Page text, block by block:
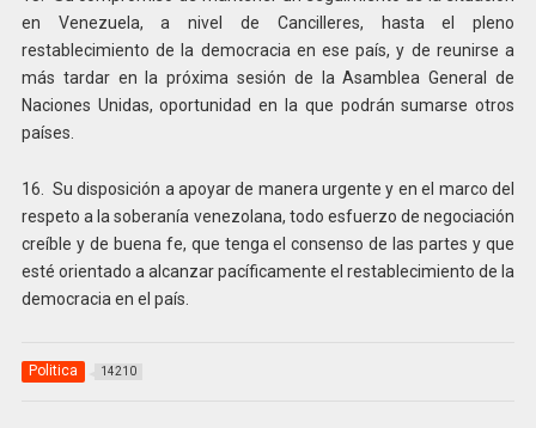
en Venezuela, a nivel de Cancilleres, hasta el pleno
restablecimiento de la democracia en ese país, y de reunirse a
más tardar en la próxima sesión de la Asamblea General de
Naciones Unidas, oportunidad en la que podrán sumarse otros
países.
16. Su disposición a apoyar de manera urgente y en el marco del
respeto a la soberanía venezolana, todo esfuerzo de negociación
creíble y de buena fe, que tenga el consenso de las partes y que
esté orientado a alcanzar pacíficamente el restablecimiento de la
democracia en el país.
Politica 14210